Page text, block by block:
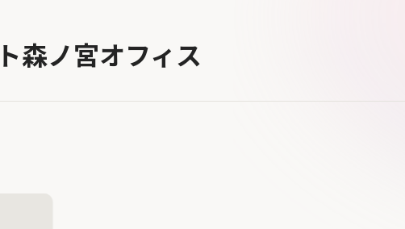
森ノ宮オフィス